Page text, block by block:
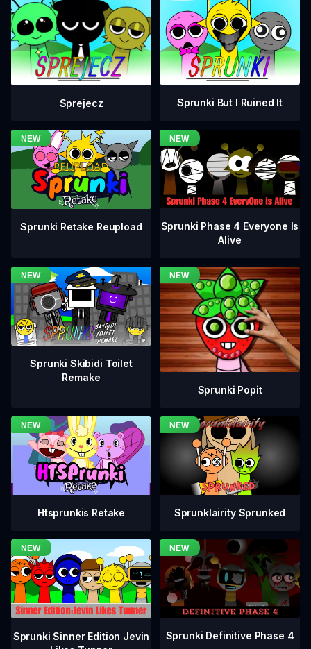
Sprejecz Sprunki But I Ruined It
Sprunki Retake Reupload
Sprunki Phase 4 Everyone Is
Alive
Sprunki Skibidi Toilet
Remake
Sprunki Popit
Htsprunkis Retake Sprunklairity Sprunked
Sprunki Sinner Edition Jevin
Sprunki Definitive Phase 4